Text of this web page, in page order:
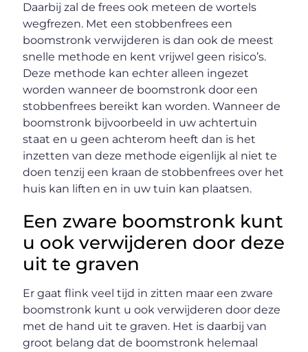
Daarbij zal de frees ook meteen de wortels
wegfrezen. Met een stobbenfrees een
boomstronk verwijderen is dan ook de meest
snelle methode en kent vrijwel geen risico’s.
Deze methode kan echter alleen ingezet
worden wanneer de boomstronk door een
stobbenfrees bereikt kan worden. Wanneer de
boomstronk bijvoorbeeld in uw achtertuin
staat en u geen achterom heeft dan is het
inzetten van deze methode eigenlijk al niet te
doen tenzij een kraan de stobbenfrees over het
huis kan liften en in uw tuin kan plaatsen.
Een zware boomstronk kunt
u ook verwijderen door deze
uit te graven
Er gaat flink veel tijd in zitten maar een zware
boomstronk kunt u ook verwijderen door deze
met de hand uit te graven. Het is daarbij van
groot belang dat de boomstronk helemaal